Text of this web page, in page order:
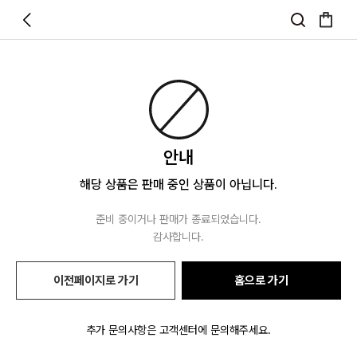
안내
해당 상품은 판매 중인 상품이 아닙니다.
준비 중이거나 판매가 종료되었습니다.
감사합니다.
이전페이지로 가기 홈으로 가기
추가 문의사항은 고객센터에 문의해주세요.